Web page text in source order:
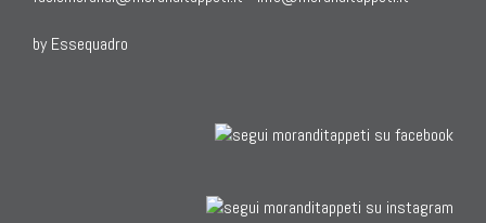
by Essequadro